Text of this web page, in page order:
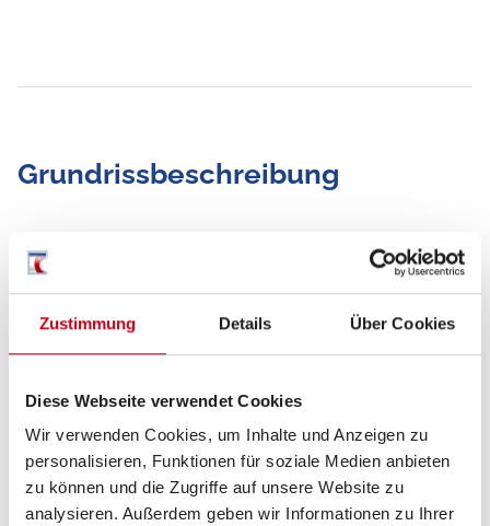
Zustimmung Details Über Cookies
Diese Webseite verwendet Cookies
Wir verwenden Cookies, um Inhalte und Anzeigen zu
personalisieren, Funktionen für soziale Medien anbieten
zu können und die Zugriffe auf unsere Website zu
analysieren. Außerdem geben wir Informationen zu Ihrer
Grundrissbeschreibung
Schlafplätze
Sitzgruppe Face-to-Face Sitzgruppe
Infrastruktur WC